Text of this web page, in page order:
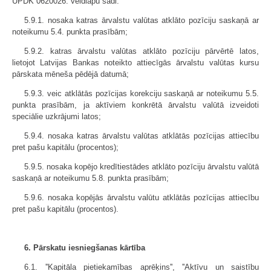
5.9.1. nosaka katras ārvalstu valūtas atklāto pozīciju saskaņā ar
noteikumu 5.4. punkta prasībām;
5.9.2. katras ārvalstu valūtas atklāto pozīciju pārvērtē latos,
lietojot Latvijas Bankas noteikto attiecīgās ārvalstu valūtas kursu
pārskata mēneša pēdējā datumā;
5.9.3. veic atklātās pozīcijas korekciju saskaņā ar noteikumu 5.5.
punkta prasībām, ja aktīviem konkrētā ārvalstu valūtā izveidoti
speciālie uzkrājumi latos;
5.9.4. nosaka katras ārvalstu valūtas atklātās pozīcijas attiecību
pret pašu kapitālu (procentos);
5.9.5. nosaka kopējo kredītiestādes atklāto pozīciju ārvalstu valūtā
saskaņā ar noteikumu 5.8. punkta prasībām;
5.9.6. nosaka kopējās ārvalstu valūtu atklātās pozīcijas attiecību
pret pašu kapitālu (procentos).
6. Pārskatu iesniegšanas kārtība
6.1. ''Kapitāla pietiekamības aprēķins'', ''Aktīvu un saistību